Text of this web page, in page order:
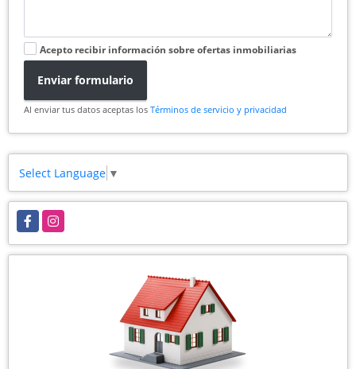
Acepto recibir información sobre ofertas inmobiliarias
Enviar formulario
Al enviar tus datos aceptas los Términos de servicio y privacidad
Select Language ▼
FacebookInstagram